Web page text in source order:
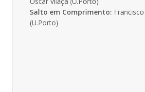
Salto em Comprimento:
(U.Porto)